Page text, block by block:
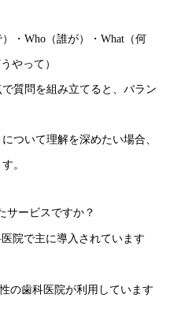
・Who（誰が）・What（何
やって）
質問を組み立てると、バラン
ついて理解を深めたい場合、
。
サービスですか？
院で主に導入されています
の歯科医院が利用しています